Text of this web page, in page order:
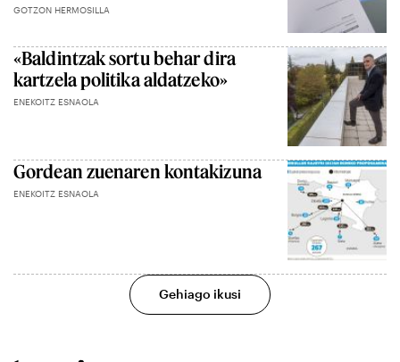
GOTZON HERMOSILLA
«Baldintzak sortu behar dira
kartzela politika aldatzeko»
ENEKOITZ ESNAOLA
Gordean zuenaren kontakizuna
ENEKOITZ ESNAOLA
Gehiago ikusi